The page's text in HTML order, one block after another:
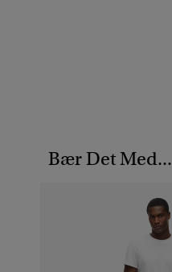
Bær Det Med...